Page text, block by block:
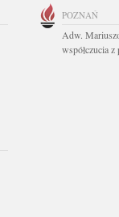
POZNAŃ
Adw.
współczucia